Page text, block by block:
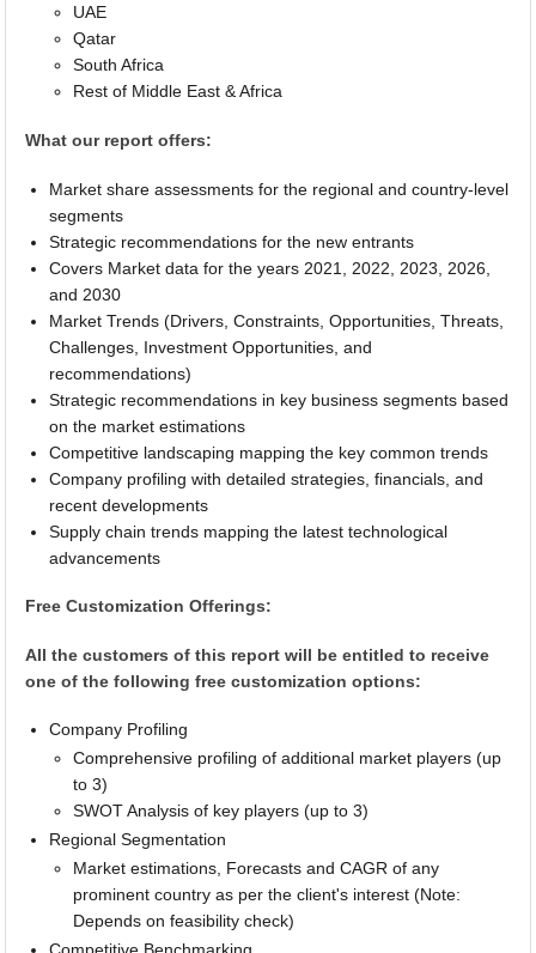
UAE
Qatar
South Africa
Rest of Middle East & Africa
What our report offers:
Market share assessments for the regional and country-level
segments
Strategic recommendations for the new entrants
Covers Market data for the years 2021, 2022, 2023, 2026,
and 2030
Market Trends (Drivers, Constraints, Opportunities, Threats,
Challenges, Investment Opportunities, and
recommendations)
Strategic recommendations in key business segments based
on the market estimations
Competitive landscaping mapping the key common trends
Company profiling with detailed strategies, financials, and
recent developments
Supply chain trends mapping the latest technological
advancements
Free Customization Offerings:
All the customers of this report will be entitled to receive
one of the following free customization options:
Company Profiling
Comprehensive profiling of additional market players (up
to 3)
SWOT Analysis of key players (up to 3)
Regional Segmentation
Market estimations, Forecasts and CAGR of any
prominent country as per the client's interest (Note:
Depends on feasibility check)